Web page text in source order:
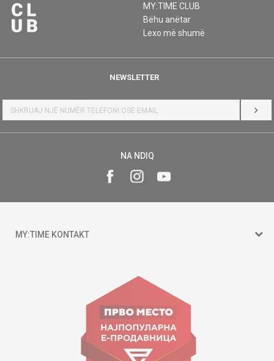
MY:TIME CLUB
Bëhu anëtar
Lexo më shumë
NEWSLETTER
HYR
NA NDIQ
MY:TIME KONTAKT
Goce Nikolovski 74 Shkup
contact@mytime.mk
Orari i punës:
09:00 - 17:00